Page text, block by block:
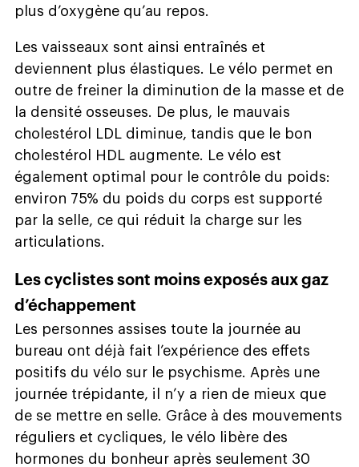
plus d’oxygène qu’au repos.
Les vaisseaux sont ainsi entraînés et
deviennent plus élastiques. Le vélo permet en
outre de freiner la diminution de la masse et de
la densité osseuses. De plus, le mauvais
cholestérol LDL diminue, tandis que le bon
cholestérol HDL augmente. Le vélo est
également optimal pour le contrôle du poids:
environ 75% du poids du corps est supporté
par la selle, ce qui réduit la charge sur les
articulations.
Les cyclistes sont moins exposés aux gaz
d’échappement
Les personnes assises toute la journée au
bureau ont déjà fait l’expérience des effets
positifs du vélo sur le psychisme. Après une
journée trépidante, il n’y a rien de mieux que
de se mettre en selle. Grâce à des mouvements
réguliers et cycliques, le vélo libère des
hormones du bonheur après seulement 30